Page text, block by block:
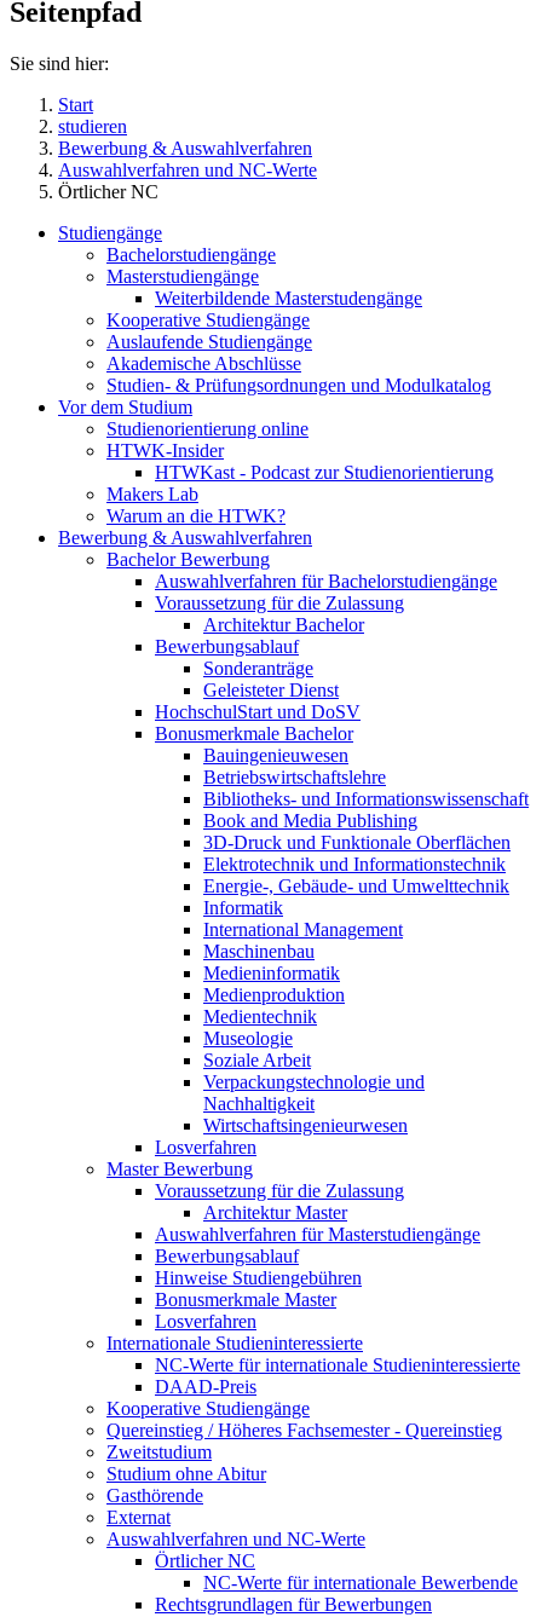
Seitenpfad
Sie sind hier:
Start
studieren
Bewerbung & Auswahlverfahren
Auswahlverfahren und NC-Werte
Örtlicher NC
Studiengänge
Bachelorstudiengänge
Masterstudiengänge
Weiterbildende Masterstudengänge
Kooperative Studiengänge
Auslaufende Studiengänge
Akademische Abschlüsse
Studien- & Prüfungsordnungen und Modulkatalog
Vor dem Studium
Studienorientierung online
HTWK-Insider
HTWKast - Podcast zur Studienorientierung
Makers Lab
Warum an die HTWK?
Bewerbung & Auswahlverfahren
Bachelor Bewerbung
Auswahlverfahren für Bachelorstudiengänge
Voraussetzung für die Zulassung
Architektur Bachelor
Bewerbungsablauf
Sonderanträge
Geleisteter Dienst
HochschulStart und DoSV
Bonusmerkmale Bachelor
Bauingenieuwesen
Betriebswirtschaftslehre
Bibliotheks- und Informationswissenschaft
Book and Media Publishing
3D-Druck und Funktionale Oberflächen
Elektrotechnik und Informationstechnik
Energie-, Gebäude- und Umwelttechnik
Informatik
International Management
Maschinenbau
Medieninformatik
Medienproduktion
Medientechnik
Museologie
Soziale Arbeit
Verpackungstechnologie und
Nachhaltigkeit
Wirtschaftsingenieurwesen
Losverfahren
Master Bewerbung
Voraussetzung für die Zulassung
Architektur Master
Auswahlverfahren für Masterstudiengänge
Bewerbungsablauf
Hinweise Studiengebühren
Bonusmerkmale Master
Losverfahren
Internationale Studieninteressierte
NC-Werte für internationale Studieninteressierte
DAAD-Preis
Kooperative Studiengänge
Quereinstieg / Höheres Fachsemester - Quereinstieg
Zweitstudium
Studium ohne Abitur
Gasthörende
Externat
Auswahlverfahren und NC-Werte
Örtlicher NC
NC-Werte für internationale Bewerbende
Rechtsgrundlagen für Bewerbungen